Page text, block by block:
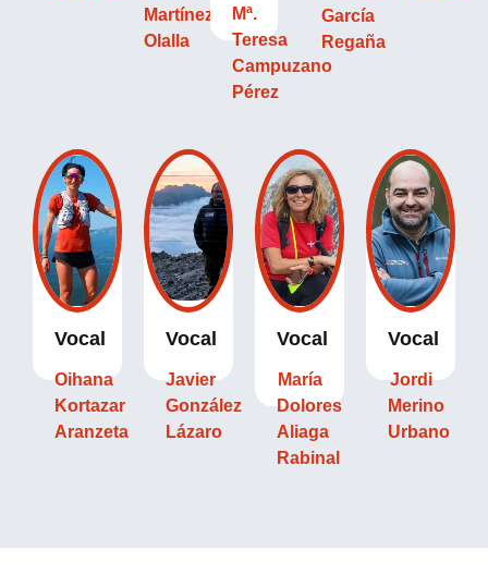
Martínez
Olalla
Mª.
Teresa
Campuzano
Pérez
García
Regaña
Vocal
Oihana
Kortazar
Aranzeta
Vocal
Javier
González
Lázaro
Vocal
María
Dolores
Aliaga
Rabinal
Vocal
Jordi
Merino
Urbano